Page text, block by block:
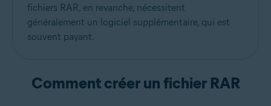
fichiers RAR, en revanche, nécessitent
généralement un logiciel supplémentaire, qui est
souvent payant.
Comment créer un fichier RAR